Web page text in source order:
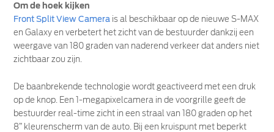
Om de hoek kijken
Front Split View Camera is al beschikbaar op de nieuwe S-MAX
en Galaxy en verbetert het zicht van de bestuurder dankzij een
weergave van 180 graden van naderend verkeer dat anders niet
zichtbaar zou zijn.
De baanbrekende technologie wordt geactiveerd met een druk
op de knop. Een 1-megapixelcamera in de voorgrille geeft de
bestuurder real-time zicht in een straal van 180 graden op het
8” kleurenscherm van de auto. Bij een kruispunt met beperkt